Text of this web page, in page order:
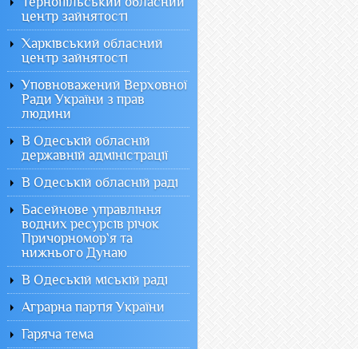
центр зайнятості
Харківський обласний
центр зайнятості
Уповноважений Верховної
Ради України з прав
людини
В Одеській обласній
державній адміністрації
В Одеській обласній раді
Басейнове управління
водних ресурсів річок
Причорномор`я та
нижнього Дунаю
В Одеській міській раді
Аграрна партія України
Гаряча тема